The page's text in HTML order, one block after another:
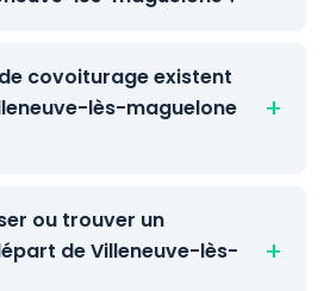
covoiturage existent
lès-maguelone
ou trouver un
de Villeneuve-lès-